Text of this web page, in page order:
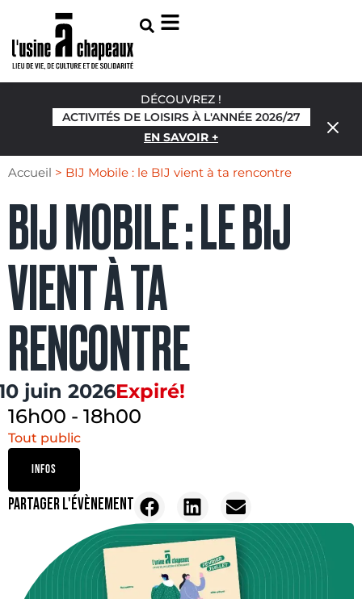
DÉCOUVREZ !
ACTIVITÉS DE LOISIRS À L'ANNÉE 2026/27
EN SAVOIR +
Accueil > BIJ Mobile : le BIJ vient à ta rencontre
BIJ MOBILE : LE BIJ
VIENT À TA
RENCONTRE
juin 2026Expiré!
16h00 - 18h00
Tout public
INFOS
PARTAGER L'ÉVÈNEMENT